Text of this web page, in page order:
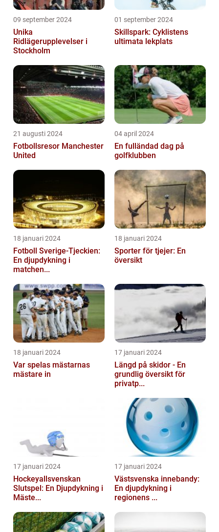
09 september 2024
Unika
Ridlägerupplevelser i
Stockholm
01 september 2024
Skillspark: Cyklistens
ultimata lekplats
21 augusti 2024
Fotbollsresor Manchester
United
04 april 2024
En fulländad dag på
golfklubben
18 januari 2024
Fotboll Sverige-Tjeckien:
En djupdykning i
matchen...
18 januari 2024
Sporter för tjejer: En
översikt
18 januari 2024
Var spelas mästarnas
mästare in
17 januari 2024
Längd på skidor - En
grundlig översikt för
privatp...
17 januari 2024
Hockeyallsvenskan
Slutspel: En Djupdykning i
Mäste...
17 januari 2024
Västsvenska innebandy:
En djupdykning i
regionens ...